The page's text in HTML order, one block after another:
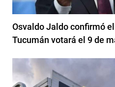
Osvaldo Jaldo confirmó
Tucumán votará el 9 de